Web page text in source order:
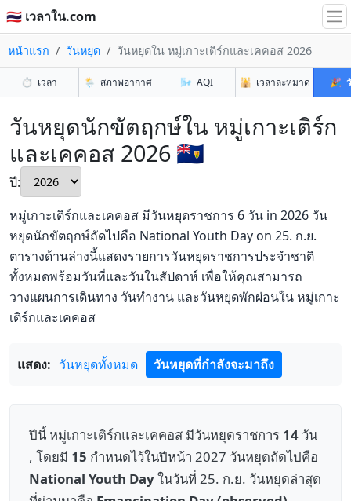
🇹🇭 เวลาใน.com
หน้าแรก วันหยุด วันหยุดใน หมู่เกาะเติร์กและเคคอส 2026
⏱️ เวลา 🌦️ สภาพอากาศ 🌬️ AQI 🕌 เวลาละหมาด 🎉
วันหยุดนักขัตฤกษ์ใน หมู่เกาะเติร์ก
และเคคอส 2026 🇹🇨
ปี:
หมู่เกาะเติร์กและเคคอส มีวันหยุดราชการ 6 วัน in 2026 วัน
หยุดนักขัตฤกษ์ถัดไปคือ National Youth Day on 25. ก.ย.
ตารางด้านล่างนี้แสดงรายการวันหยุดราชการประจำชาติ
ทั้งหมดพร้อมวันที่และวันในสัปดาห์ เพื่อให้คุณสามารถ
วางแผนการเดินทาง วันทำงาน และวันหยุดพักผ่อนใน หมู่เกาะ
เติร์กและเคคอส
แสดง: วันหยุดทั้งหมด วันหยุดที่กำลังจะมาถึง
ปีนี้ หมู่เกาะเติร์กและเคคอส มีวันหยุดราชการ 14 วัน
, โดยมี 15 กำหนดไว้ในปีหน้า 2027 วันหยุดถัดไปคือ
National Youth Dayในวันที่ 25. ก.ย. วันหยุดล่าสุด